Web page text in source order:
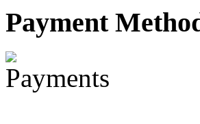
Payment